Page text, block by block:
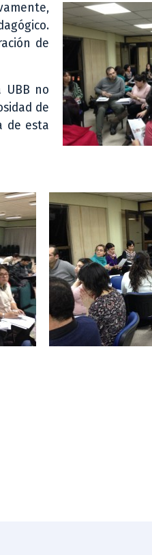
de
no
de
de esta